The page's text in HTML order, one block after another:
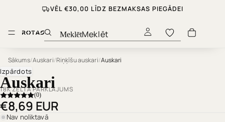
VĒL €30,00 LĪDZ BEZMAKSAS PIEGĀDEI
Meklēt
Sākums/Auskari/Riņķīšu auskari/Auskari
Izpārdots
Auskari
18K ZELTA PĀRKLĀJUMS
(0)
€8,69 EUR
Nav noliktavā